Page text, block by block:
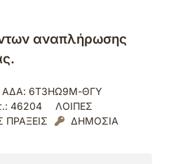
αναπλήρωσης
ΑΔΑ: 6Τ3ΗΩ9Μ-ΘΓΥ
46204
ΛΟΙΠΕΣ
ΠΡΑΞΕΙΣ
ΔΗΜΟΣΙΑ